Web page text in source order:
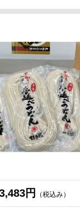
円 （税込み）